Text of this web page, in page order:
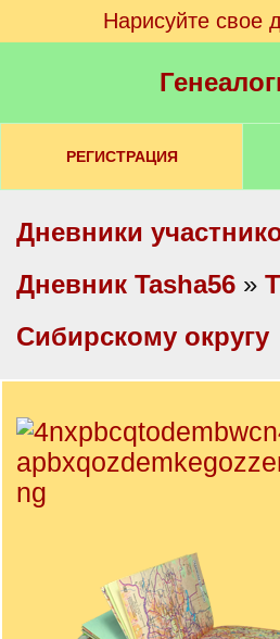
Нарисуйте свое
РЕГИСТРАЦИЯ
Дневники
Дневник Tasha56 »
Сибирскому округу